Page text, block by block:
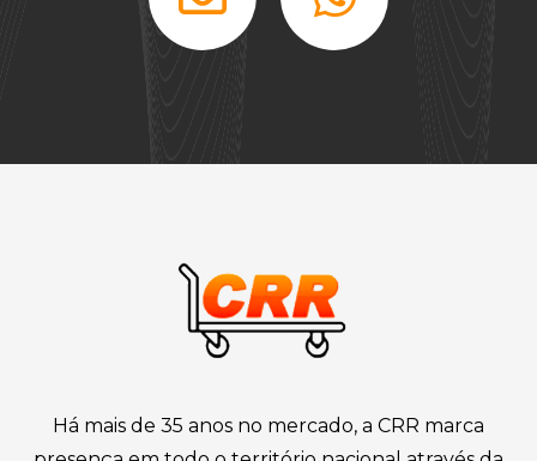
Há mais de 35 anos no mercado, a CRR marca